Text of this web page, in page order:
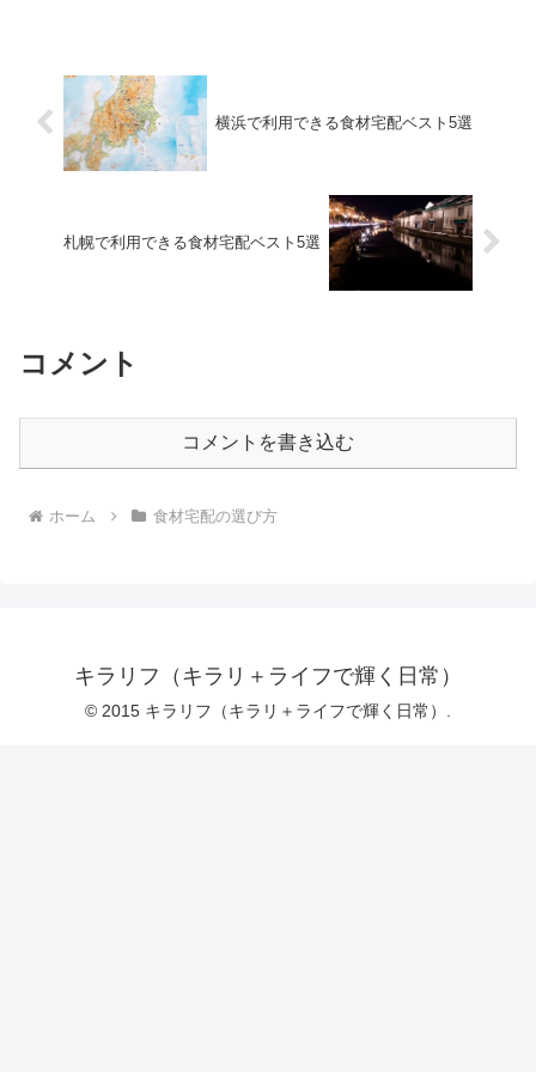
横浜で利用できる食材宅配ベスト5選
札幌で利用できる食材宅配ベスト5選
コメント
コメントを書き込む
ホーム 食材宅配の選び方
キラリフ（キラリ＋ライフで輝く日常）
© 2015 キラリフ（キラリ＋ライフで輝く日常）.